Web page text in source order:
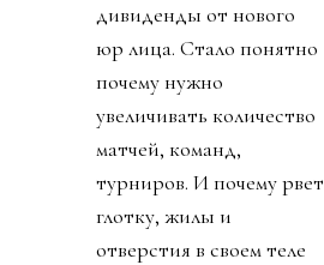
дивиденды от нового
юр лица. Стало понятно
почему нужно
увеличивать количество
матчей, команд,
турниров. И почему рвет
глотку, жилы и
отверстия в своем теле